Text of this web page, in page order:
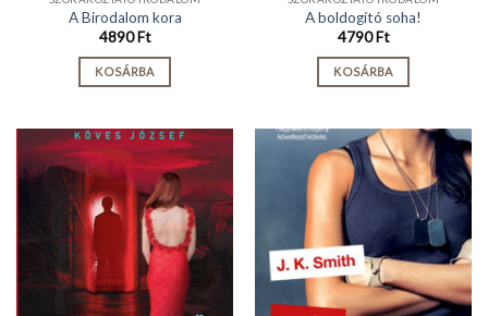
A Birodalom kora
4890Ft
KOSÁRBA
A boldogító soha!
4790Ft
KOSÁRBA